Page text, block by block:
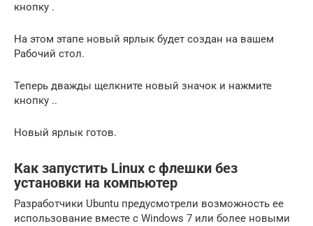
кнопку .
На этом этапе новый ярлык будет создан на вашем
Рабочий стол.
Теперь дважды щелкните новый значок и нажмите
кнопку ..
Новый ярлык готов.
Как запустить Linux с флешки без
установки на компьютер
Разработчики Ubuntu предусмотрели возможность ее
использование вместе с Windows 7 или более новыми